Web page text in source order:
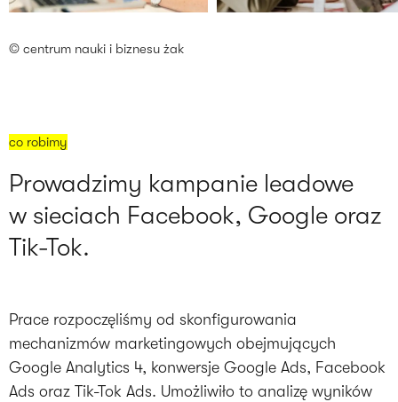
© centrum nauki i biznesu żak
co robimy
Prowadzimy kampanie leadowe
w sieciach Facebook, Google oraz
Tik-Tok.
Prace rozpoczęliśmy od skonfigurowania
mechanizmów marketingowych obejmujących
Google Analytics 4, konwersje Google Ads, Facebook
Ads oraz Tik-Tok Ads. Umożliwiło to analizę wyników